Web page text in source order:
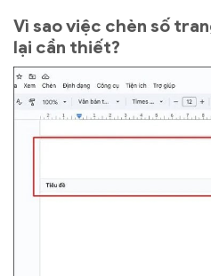
Vì sao việc chèn số
lại cần thiết?